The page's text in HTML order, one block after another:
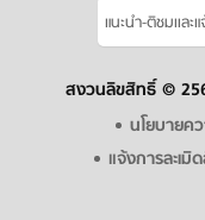
แนะนำ-ติชมเเล
สงวนลิขสิทธิ์ ©
นโยบายค
แจ้งการละเมิ